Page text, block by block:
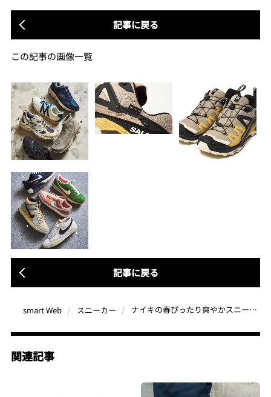
記事に戻る
この記事の画像一覧
記事に戻る
smart Web スニーカー ナイキの春ぴったり爽やかスニーカー5選、サロモン「X ULTRA 360 GORE-TEX」がすごい理由 ほか【スニーカーの人気記事 月間ベスト3】（2024年3月）
関連記事